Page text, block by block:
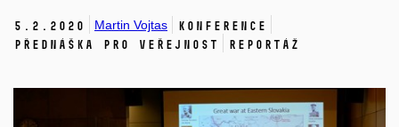
5. 2. 2020 Martin Vojtas
Konference
Přednáška pro veřejnost
Reportáž